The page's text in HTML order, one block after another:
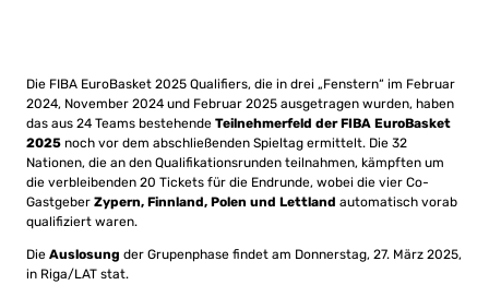
Die FIBA EuroBasket 2025 Qualifiers, die in drei „Fenstern“ im Februar
2024, November 2024 und Februar 2025 ausgetragen wurden, haben
das aus 24 Teams bestehende Teilnehmerfeld der FIBA EuroBasket
2025 noch vor dem abschließenden Spieltag ermittelt. Die 32
Nationen, die an den Qualifikationsrunden teilnahmen, kämpften um
die verbleibenden 20 Tickets für die Endrunde, wobei die vier Co-
Gastgeber Zypern, Finnland, Polen und Lettland automatisch vorab
qualifiziert waren.
Die Auslosung der Grupenphase findet am Donnerstag, 27. März 2025,
in Riga/LAT stat.